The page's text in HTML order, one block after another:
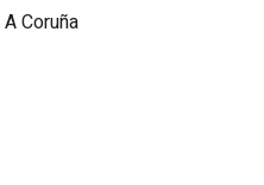
A Coruña